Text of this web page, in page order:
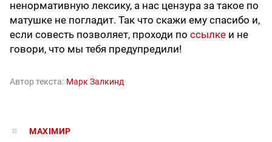
ненормативную лексику, а нас цензура за такое по
матушке не погладит. Так что скажи ему спасибо и,
если совесть позволяет, проходи по ссылке и не
говори, что мы тебя предупредили!
Автор текста: Марк Залкинд
MAXIMИР